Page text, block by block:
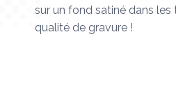
sur un fond satiné dans
qualité de gravure !